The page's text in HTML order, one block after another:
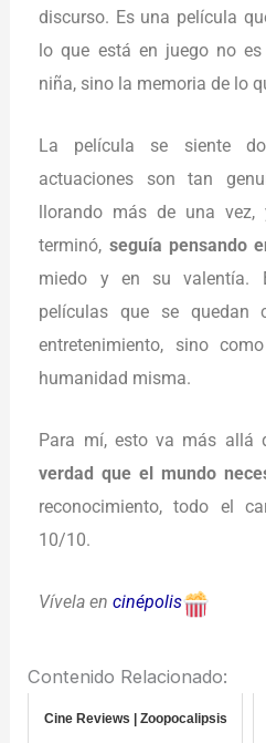
discurso. Es una película
lo que está en juego no
niña, sino la memoria de lo
La película se siente
actuaciones son tan
llorando más de una vez,
terminó, seguía pensando
miedo y en su valentía.
películas que se quedan
entretenimiento, sino
humanidad misma.
Para mí, esto va más allá
verdad que el mundo
reconocimiento, todo el
10/10.
Vívela encinépolis
Contenido Relacionado:
Cine Reviews | Zoopocalipsis